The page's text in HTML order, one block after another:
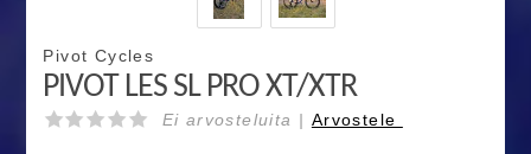
Pivot Cycles
PIVOT LES SL PRO XT/XTR
Ei arvosteluita | Arvostele